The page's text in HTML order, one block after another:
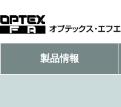
製品情報